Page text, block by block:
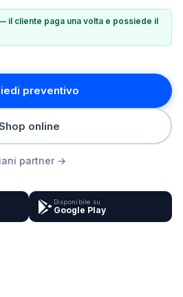
il cliente paga una volta e possiede il
preventivo
online
partner →
Disponibile su
Google Play